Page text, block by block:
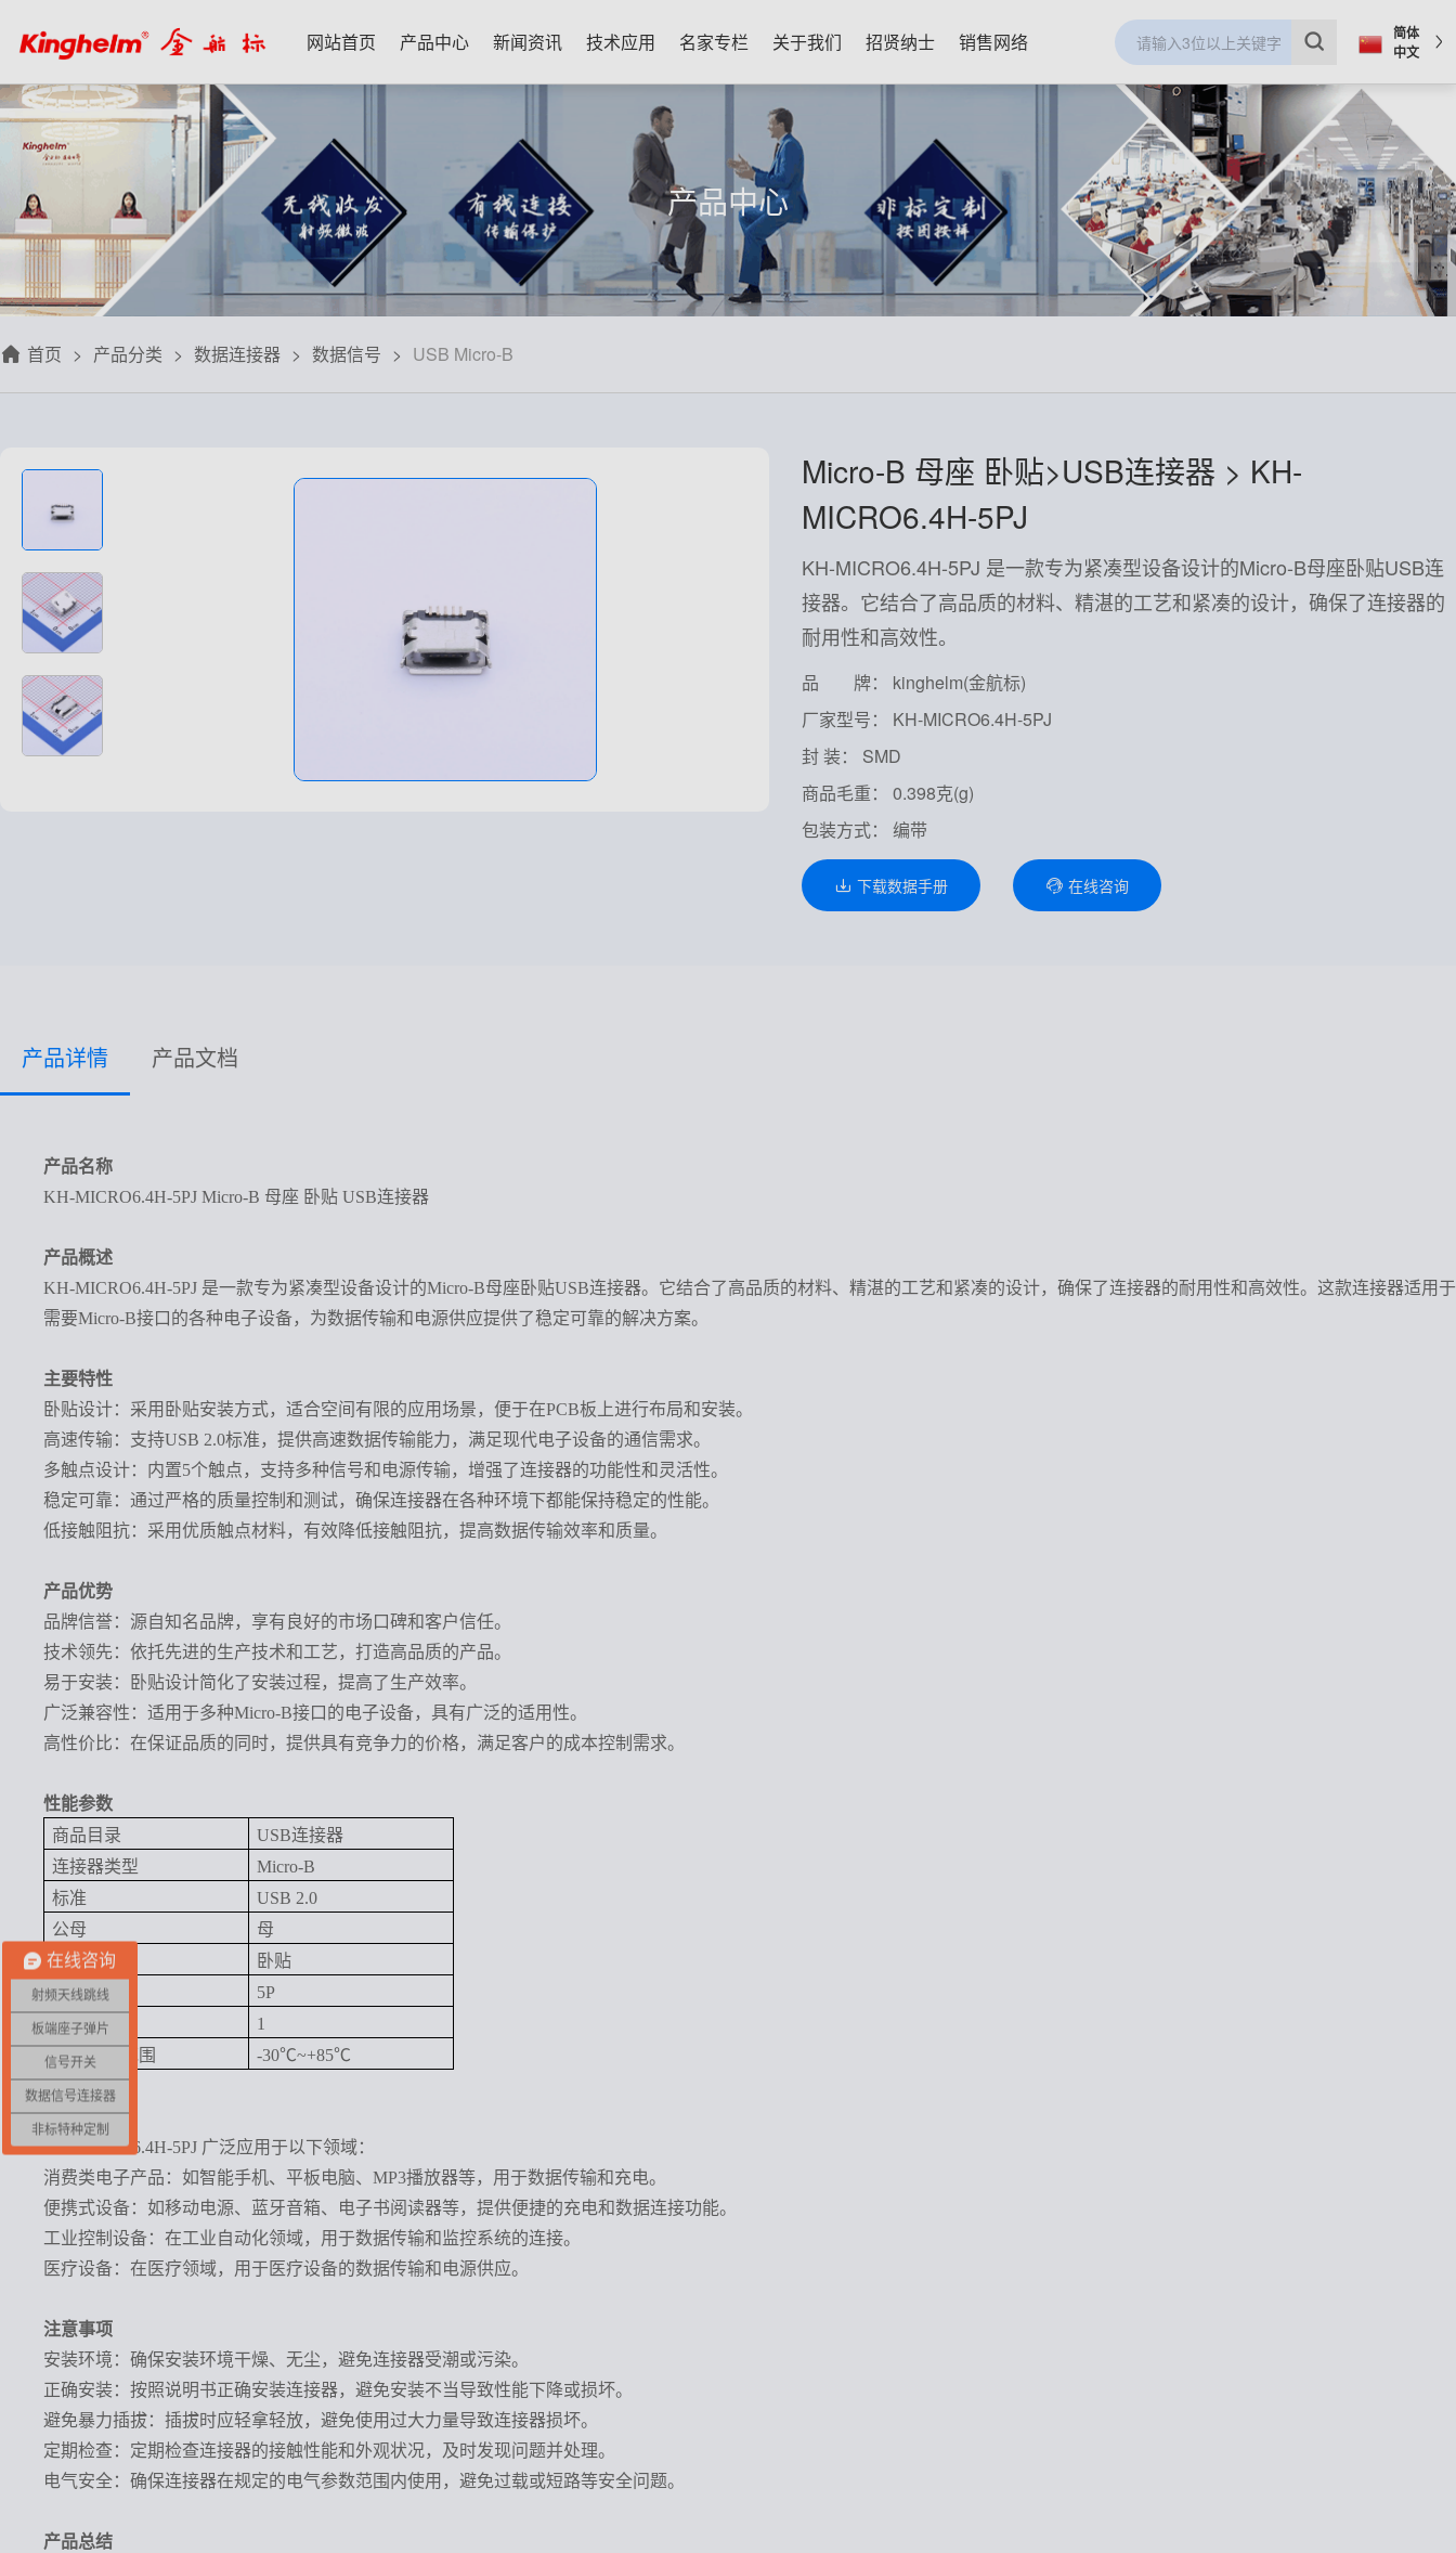
网站首页 产品中心
产品中心
射频微波天线
射频线转接线
板端座子弹片
滤波器双工器
信号开关
新闻资讯
新闻资讯
每日芯闻
行业资讯
三八八问
人文荟萃
华强北小百科
技术应用
技术应用
每日一品
应用案例
技术交流
名家专栏
名家专栏
宋仕强
林雪萍
齐大峰
刘大成
朱军山
关于我们
关于我们
关于我们
联系我们
用户协议
隐私政策
免费样品
招贤纳士 销售网络
简体
中文
产品中心
首页 产品分类 数据连接器 数据信号 USB Micro-B
Micro-B 母座 卧贴>USB连接器 > KH-
MICRO6.4H-5PJ
KH-MICRO6.4H-5PJ 是一款专为紧凑型设备设计的Micro-B母座卧贴USB连
接器。它结合了高品质的材料、精湛的工艺和紧凑的设计，确保了连接器的
耐用性和高效性。
品 牌： kinghelm(金航标)
厂家型号： KH-MICRO6.4H-5PJ
封 装： SMD
商品毛重： 0.398克(g)
包装方式： 编带
下载数据手册 在线咨询
产品详情 产品文档
产品名称
KH-MICRO6.4H-5PJ Micro-B 母座 卧贴 USB连接器
产品概述
KH-MICRO6.4H-5PJ 是一款专为紧凑型设备设计的Micro-B母座卧贴USB连接器。它结合了高品质的材料、精湛的工艺和紧凑的设计，确保了连接器的耐用性和高效性。这款连接器适用于
需要Micro-B接口的各种电子设备，为数据传输和电源供应提供了稳定可靠的解决方案。
主要特性
卧贴设计：采用卧贴安装方式，适合空间有限的应用场景，便于在PCB板上进行布局和安装。
高速传输：支持USB 2.0标准，提供高速数据传输能力，满足现代电子设备的通信需求。
多触点设计：内置5个触点，支持多种信号和电源传输，增强了连接器的功能性和灵活性。
稳定可靠：通过严格的质量控制和测试，确保连接器在各种环境下都能保持稳定的性能。
低接触阻抗：采用优质触点材料，有效降低接触阻抗，提高数据传输效率和质量。
产品优势
品牌信誉：源自知名品牌，享有良好的市场口碑和客户信任。
技术领先：依托先进的生产技术和工艺，打造高品质的产品。
易于安装：卧贴设计简化了安装过程，提高了生产效率。
广泛兼容性：适用于多种Micro-B接口的电子设备，具有广泛的适用性。
高性价比：在保证品质的同时，提供具有竞争力的价格，满足客户的成本控制需求。
性能参数
商品目录
USB连接器
连接器类型
Micro-B
标准
USB 2.0
公母
母
安装方式
卧贴
触点数量
5P
端口数量
1
工作温度范围
-30℃~+85℃
应用领域
KH-MICRO6.4H-5PJ 广泛应用于以下领域：
消费类电子产品：如智能手机、平板电脑、 MP3播放器等，用于数据传输和充电。
便携式设备：如移动电源、蓝牙音箱、电子书阅读器等，提供便捷的充电和数据连接功能。
工业控制设备：在工业自动化领域，用于数据传输和监控系统的连接。
医疗设备：在医疗领域，用于医疗设备的数据传输和电源供应。
注意事项
安装环境：确保安装环境干燥、无尘，避免连接器受潮或污染。
正确安装：按照说明书正确安装连接器，避免安装不当导致性能下降或损坏。
避免暴力插拔：插拔时应轻拿轻放，避免使用过大力量导致连接器损坏。
定期检查：定期检查连接器的接触性能和外观状况，及时发现问题并处理。
电气安全：确保连接器在规定的电气参数范围内使用，避免过载或短路等安全问题。
产品总结
在线咨询
射频天线跳线
板端座子弹片
信号开关
数据信号连接器
非标特种定制